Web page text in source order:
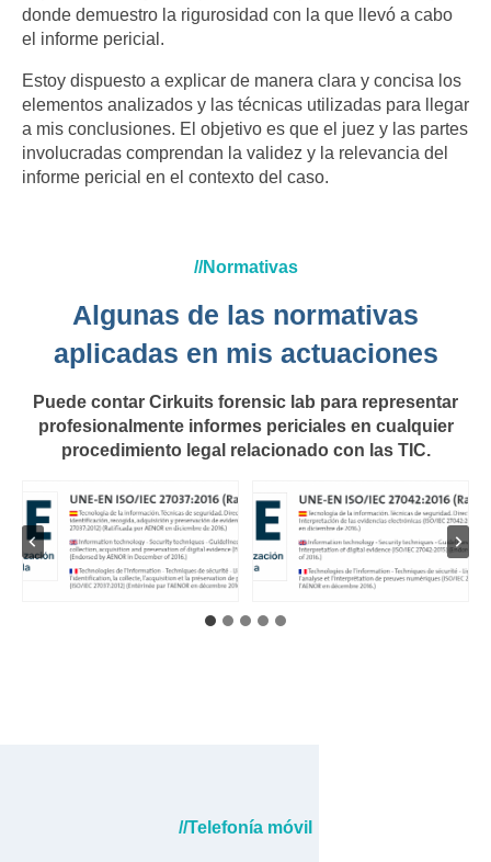
donde demuestro la rigurosidad con la que llevó a cabo
el informe pericial.
Estoy dispuesto a explicar de manera clara y concisa los
elementos analizados y las técnicas utilizadas para llegar
a mis conclusiones. El objetivo es que el juez y las partes
involucradas comprendan la validez y la relevancia del
informe pericial en el contexto del caso.
//Normativas
Algunas de las normativas
aplicadas en mis actuaciones
Puede contar Cirkuits forensic lab para representar
profesionalmente informes periciales en cualquier
procedimiento legal relacionado con las TIC.
//Telefonía móvil